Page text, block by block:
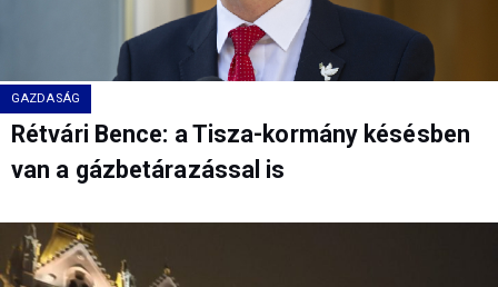
GAZDASÁG
Rétvári Bence: a Tisza-kormány késésben
van a gázbetárazással is